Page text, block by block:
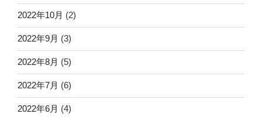
2022年10月 (2)
2022年9月 (3)
2022年8月 (5)
2022年7月 (6)
2022年6月 (4)